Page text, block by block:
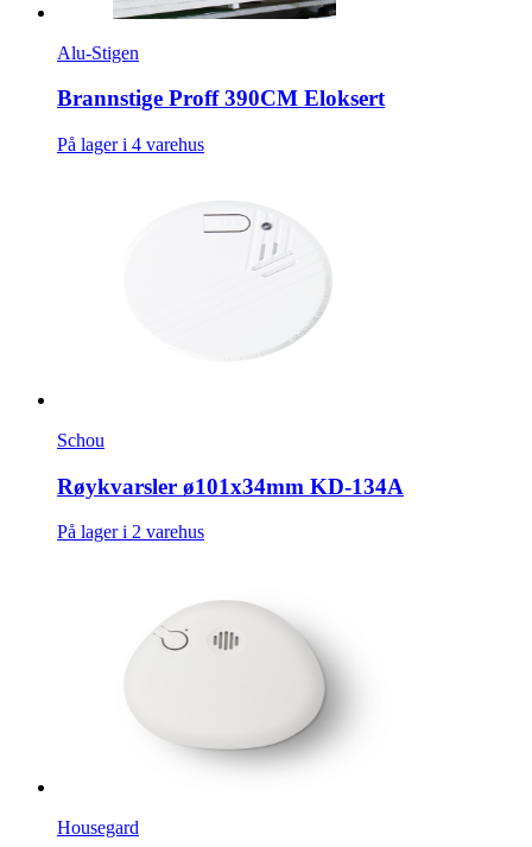
Alu-Stigen
Brannstige Proff 390CM Eloksert
På lager i 4 varehus
Schou
Røykvarsler ø101x34mm KD-134A
På lager i 2 varehus
Housegard